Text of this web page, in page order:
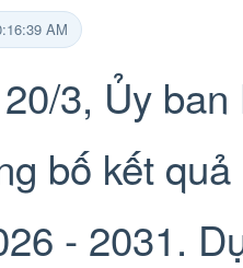
AM
3, Ủy
bố kết
- 2031.